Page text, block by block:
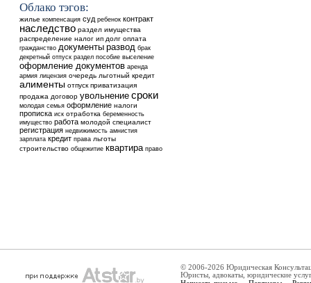
Облако тэгов:
жилье компенсация суд ребенок контракт
наследство раздел имущества
распределение налог ип долг оплата
гражданство документы развод брак
декретный отпуск раздел пособие выселение
оформление документов аренда
армия лицензия очередь льготный кредит
алименты отпуск приватизация
продажа договор увольнение сроки
молодая семья оформление налоги
прописка иск отработка беременность
имущество работа молодой специалист
регистрация недвижимость амнистия
зарплата кредит права льготы
строительство общежитие квартира право
© 2006-2026 Юридическая
Юристы, адвокаты, юридические